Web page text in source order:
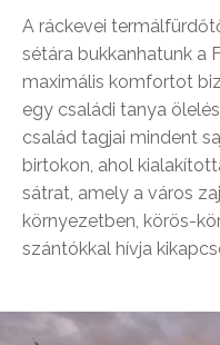
A ráckevei
sétára bukkanhatunk a
maximális komfortot
egy családi tanya
család tagjai mindent
birtokon, ahol
sátrat, amely a város
környezetben, körös-
szántókkal hívja